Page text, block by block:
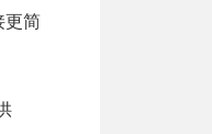
更简